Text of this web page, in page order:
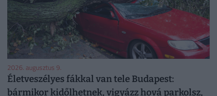
2026. augusztus 9.
Életveszélyes fákkal van tele Budapest:
bármikor kidőlhetnek, vigyázz hová parkolsz,